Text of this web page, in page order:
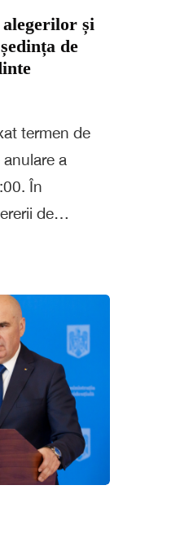
și
de
termen de
a
În
de…